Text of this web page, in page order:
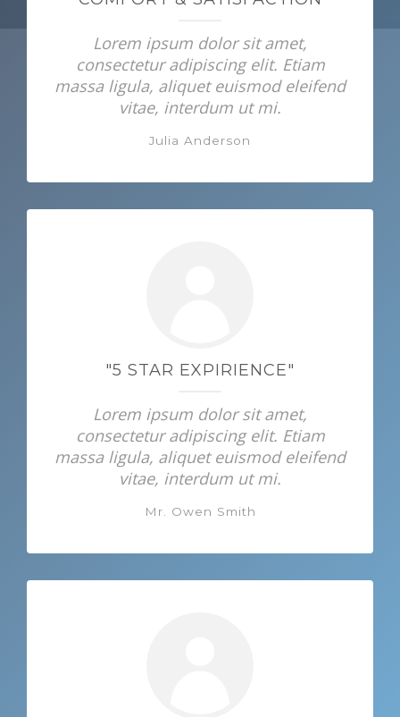
Lorem ipsum dolor sit amet,
consectetur adipiscing elit. Etiam
massa ligula, aliquet euismod eleifend
vitae, interdum ut mi.
Julia Anderson
"5 STAR EXPIRIENCE"
Lorem ipsum dolor sit amet,
consectetur adipiscing elit. Etiam
massa ligula, aliquet euismod eleifend
vitae, interdum ut mi.
Mr. Owen Smith